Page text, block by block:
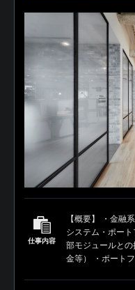
仕事内容
【概要】 ・金融
システム・ポー
部モジュールと
金等） ・ポート